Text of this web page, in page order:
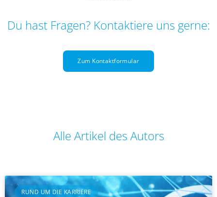
Du hast Fragen? Kontaktiere uns gerne:
Zum Kontaktformular
Alle Artikel des Autors
RUND UM DIE KARRIERE